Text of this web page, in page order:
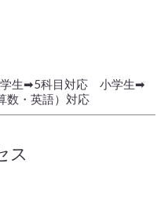
生➡5科目対応 小学生➡
数・英語）対応
ス